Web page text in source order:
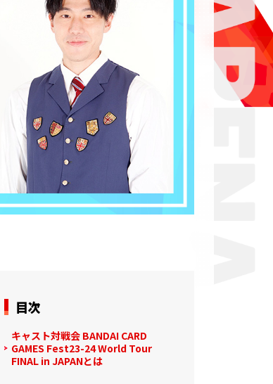
目次
キャスト対戦会 BANDAI CARD
GAMES Fest23-24 World Tour
FINAL in JAPANとは